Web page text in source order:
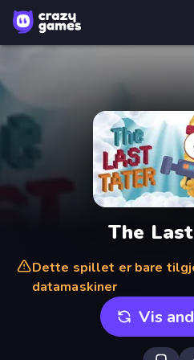
The
Dette spillet er bare
datamaskiner
Vis